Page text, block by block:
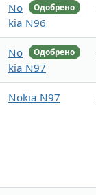
Одобрено
No
kia N96
Одобрено
No
kia N97
Nokia N97